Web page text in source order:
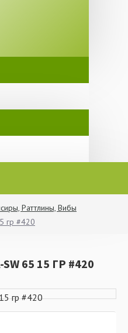
Раттлины, Вибы
гр #420
65 15 ГР #420